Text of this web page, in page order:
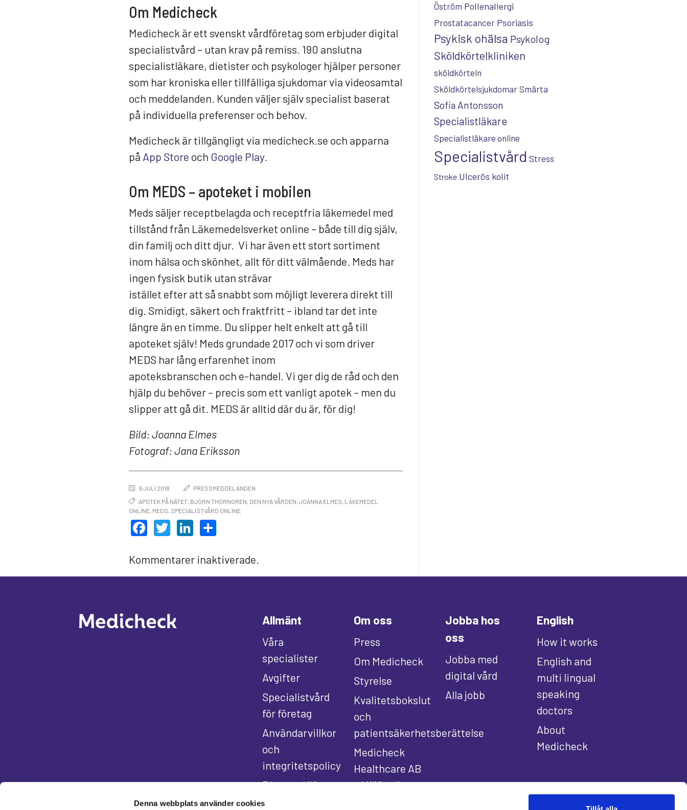
Denna webbplats använder cookies
Om Medicheck
Medicheck är ett svenskt vårdföretag som erbjuder digital
specialistvård – utan krav på remiss. 190 anslutna
specialistläkare, dietister och psykologer hjälper personer
som har kroniska eller tillfälliga sjukdomar via videosamtal
och meddelanden. Kunden väljer själv specialist baserat
på individuella preferenser och behov.
Medicheck är tillgängligt via medicheck.se och apparna
på App Store och Google Play.
Om MEDS – apoteket i mobilen
Meds säljer receptbelagda och receptfria läkemedel med
tillstånd från Läkemedelsverket online – både till dig själv,
din familj och ditt djur. Vi har även ett stort sortiment
inom hälsa och skönhet, allt för ditt välmående. Meds har
ingen fysisk butik utan strävar
istället efter att så snabbt som möjligt leverera direkt till
dig. Smidigt, säkert och fraktfritt – ibland tar det inte
längre än en timme. Du slipper helt enkelt att gå till
apoteket själv! Meds grundade 2017 och vi som driver
MEDS har lång erfarenhet inom
apoteksbranschen och e-handel. Vi ger dig de råd och den
hjälp du behöver – precis som ett vanligt apotek – men du
slipper att gå dit. MEDS är alltid där du är, för dig!
Bild: Joanna Elmes
Fotograf: Jana Eriksson
9 JULI 2018
PRESSMEDDELANDEN
APOTEK PÅ NÄTET, BJÖRN THORNGREN, DEN NYA VÅRDEN, JOANNA ELMES, LÄKEMEDEL
ONLINE, MEDS, SPECIALISTVÅRD ONLINE
FACEBOOK
TWITTER
LINKEDIN
Kommentarer inaktiverade.
Öström Pollenallergi
Prostatacancer Psoriasis
Psykisk ohälsa Psykolog
Sköldkörtelkliniken
sköldkörteln
Sköldkörtelsjukdomar Smärta
Sofia Antonsson
Specialistläkare
Specialistläkare online
Specialistvård Stress
Stroke Ulcerös kolit
Allmänt
Våra
specialister
Avgifter
Specialistvård
för företag
Användarvillkor
och
integritetspolicy
Bloggen Hjärta
för vården
Om oss
Press
Om Medicheck
Styrelse
Kvalitetsbokslut
och
patientsäkerhetsberättelse
Medicheck
Healthcare AB
– Miljöpolicy
Jobba hos
oss
Jobba med
digital vård
Alla jobb
English
How it works
English and
multi lingual
speaking
doctors
About
Medicheck